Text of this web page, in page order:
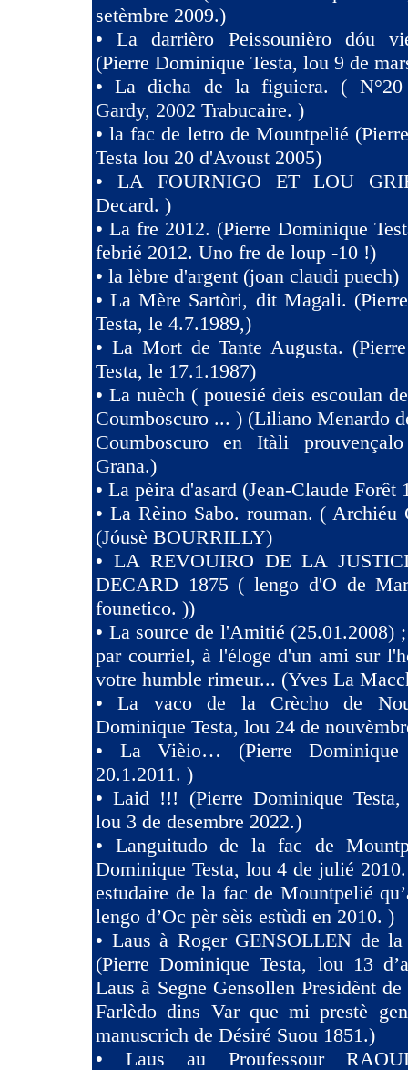
setèmbre 2009.)
•La darrièro Peissounièro dóu
(Pierre Dominique Testa, lou 9 de
•La dicha de la figuiera. (
Gardy, 2002 Trabucaire. )
•la fac de letro de Mountpelié
Testa lou 20 d'Avoust 2005)
• LA FOURNIGO ET LOU
Decard. )
•La fre 2012. (Pierre Dominique
febrié 2012. Uno fre de loup -10 !)
• la lèbre d'argent (joan claudi puech)
•La Mère Sartòri, dit Magali.
Testa, le 4.7.1989,)
• La Mort de Tante Augusta.
Testa, le 17.1.1987)
• La nuèch ( pouesié deis escoulan
Coumboscuro ... ) (Liliano Menardo
Coumboscuro en Itàli
Grana.)
• La pèira d'asard (Jean-Claude Forêt
• La Rèino Sabo. rouman. ( Archiéu
(Jóusè BOURRILLY)
• LA REVOUIRO DE LA
DECARD 1875 ( lengo d'O de
founetico. ))
• La source de l'Amitié (25.01.2008)
par courriel, à l'éloge d'un ami sur
votre humble rimeur... (Yves La
•La vaco de la Crècho de
Dominique Testa, lou 24 de
• La Vièio… (Pierre Dominique
20.1.2011. )
•Laid !!! (Pierre Dominique
lou 3 de desembre 2022.)
• Languitudo de la fac de
Dominique Testa, lou 4 de julié
estudaire de la fac de Mountpelié
lengo d’Oc pèr sèis estùdi en 2010. )
• Laus à Roger GENSOLLEN de la
(Pierre Dominique Testa, lou 13
Laus à Segne Gensollen Presidènt
Farlèdo dins Var que mi prestè
manuscrich de Désiré Suou 1851.)
• Laus au Proufessour